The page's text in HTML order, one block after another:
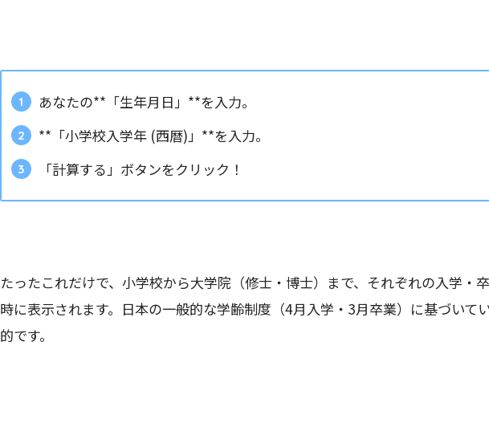
あなたの**「生年月日」**を入力。
**「小学校入学年 (西暦)」**を入力。
「計算する」ボタンをクリック！
たったこれだけで、小学校から大学院（修士・博士）まで、それぞれの入学・
時に表示されます。日本の一般的な学齢制度（4月入学・3月卒業）に基づいて
的です。